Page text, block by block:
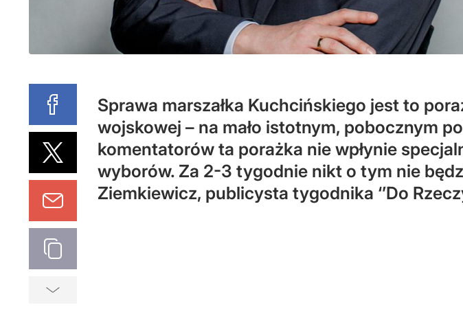
Sprawa marszałka Kuchcińskiego jest to
wojskowej – na mało istotnym, pobocznym
komentatorów ta porażka nie wpłynie
wyborów. Za 2-3 tygodnie nikt o tym nie
Ziemkiewicz, publicysta tygodnika ‘’Do